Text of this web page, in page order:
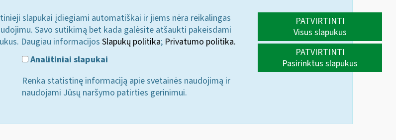
slapukai įdiegiami automatiškai ir jiems nėra reikalingas
Savo sutikimą bet kada galėsite atšaukti pakeisdami
Daugiau informacijos Slapukų politika; Privatumo politika.
Analitiniai slapukai
Renka statistinę informaciją apie svetainės naudojimą ir
naudojami Jūsų naršymo patirties gerinimui.
PATVIRTINTI
Visus slapukus
PATVIRTINTI
Pasirinktus slapukus